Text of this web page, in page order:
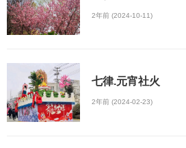
2年前 (2024-10-11)
七律.元宵社火
2年前 (2024-02-23)